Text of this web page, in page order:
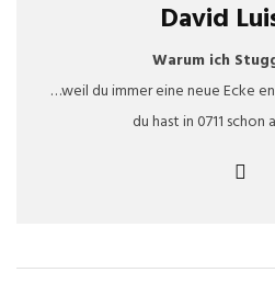
David
Warum ich
…weil du immer eine neue Ecke
du hast in 0711 schon